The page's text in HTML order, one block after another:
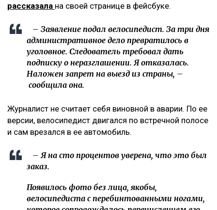
рассказала на своей странице в фейсбуке.
– Заявление подал велосипедист. За три дня
административное дело превратилось в
уголовное. Следователь требовал дать
подписку о неразглашении. Я отказалась.
Наложен запрет на выезд из страны, –
сообщила она.
Журналист не считает себя виновной в аварии. По ее
версии, велосипедист двигался по встречной полосе
и сам врезался в ее автомобиль.
– Я на сто процентов уверена, что это был
заказ.
Появилось фото без лица, якобы,
велосипедиста с перебинтованными ногами,